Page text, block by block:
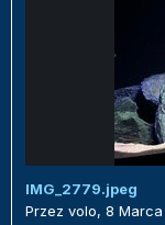
IMG_2779.jpeg
Przez volo, 8 Marca